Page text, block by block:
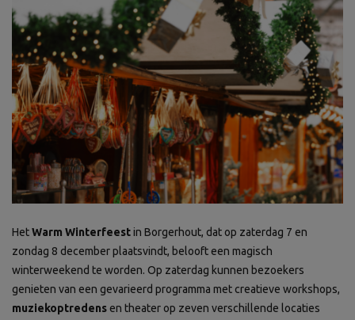
HetWarm Winterfeestin Borgerhout, dat op zaterdag 7 en
zondag 8 december plaatsvindt, belooft een magisch
winterweekend te worden. Op zaterdag kunnen bezoekers
genieten van een gevarieerd programma met creatieve workshops,
muziekoptredensen theater op zeven verschillende locaties